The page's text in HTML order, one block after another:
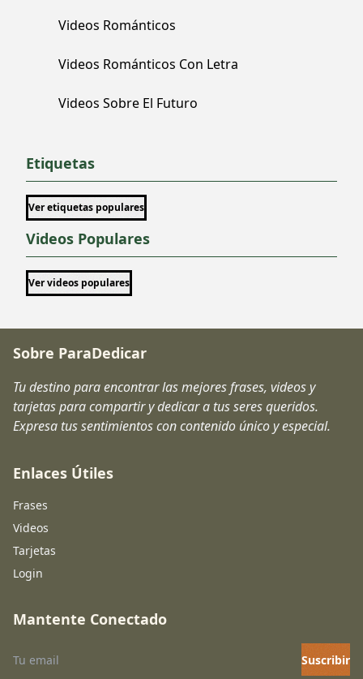
Videos Románticos
Videos Románticos Con Letra
Videos Sobre El Futuro
Etiquetas
Ver etiquetas populares
Videos Populares
Ver videos populares
Sobre ParaDedicar
Tu destino para encontrar las mejores frases, videos y
tarjetas para compartir y dedicar a tus seres queridos.
Expresa tus sentimientos con contenido único y especial.
Enlaces Útiles
Frases
Videos
Tarjetas
Login
Mantente Conectado
Suscribir